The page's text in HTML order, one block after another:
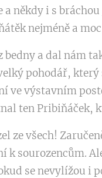
někdy i s
nejméně a
bedny a dal nám
pohodář, který
ve výstavním
ten
ze všech!
k sourozencům.
se nevylížou i